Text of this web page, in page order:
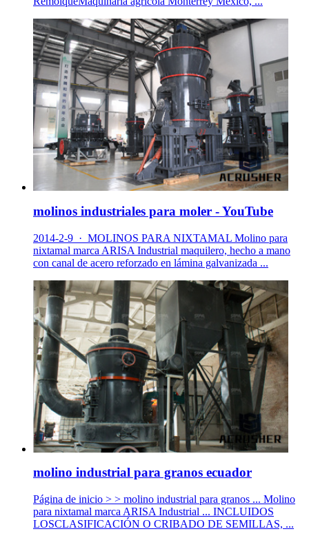
molinos industriales para moler - YouTube
2014-2-9 · MOLINOS PARA NIXTAMAL Molino para
nixtamal marca ARISA Industrial maquilero, hecho a mano
con canal de acero reforzado en lámina galvanizada ...
molino industrial para granos ecuador
Página de inicio > > molino industrial para granos ... Molino
para nixtamal marca ARISA Industrial ... INCLUIDOS
LOSCLASIFICACIÓN O CRIBADO DE SEMILLAS, ...